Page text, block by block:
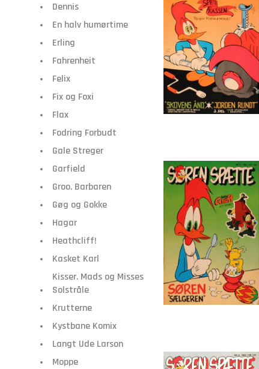
Dennis
En halv humørtime
Erling
Fahrenheit
Felix
Fix og Foxi
Flax
Fodring Forbudt
Gale Streger
Garfield
Groo. Barbaren
Gøg og Gokke
Hagar
Heathcliff!
Kasket Karl
Kisser. Mads og Misses
Solstråle
Krutterne
Kystbane Komix
Langt Ude Larson
Moppe